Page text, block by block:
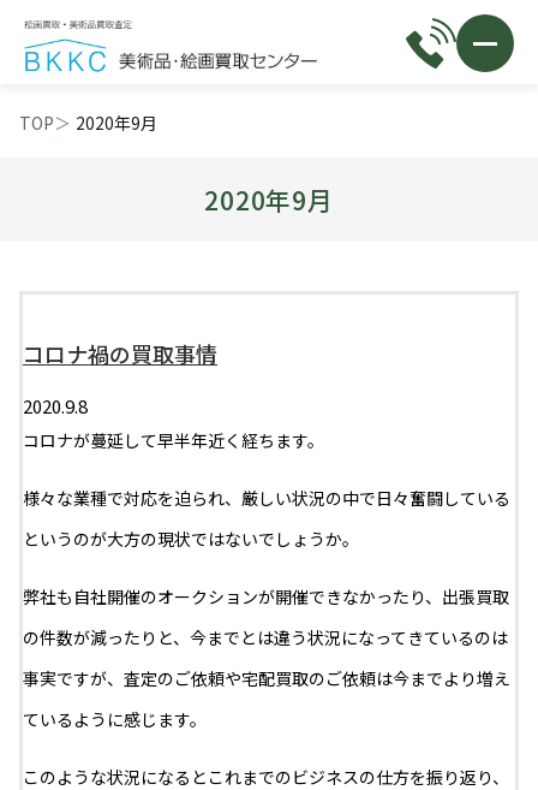
TOP 2020年9月
2020年9月
コロナ禍の買取事情
2020.9.8
コロナが蔓延して早半年近く経ちます。
様々な業種で対応を迫られ、厳しい状況の中で日々奮闘している
というのが大方の現状ではないでしょうか。
弊社も自社開催のオークションが開催できなかったり、出張買取
の件数が減ったりと、今までとは違う状況になってきているのは
事実ですが、査定のご依頼や宅配買取のご依頼は今までより増え
ているように感じます。
このような状況になるとこれまでのビジネスの仕方を振り返り、